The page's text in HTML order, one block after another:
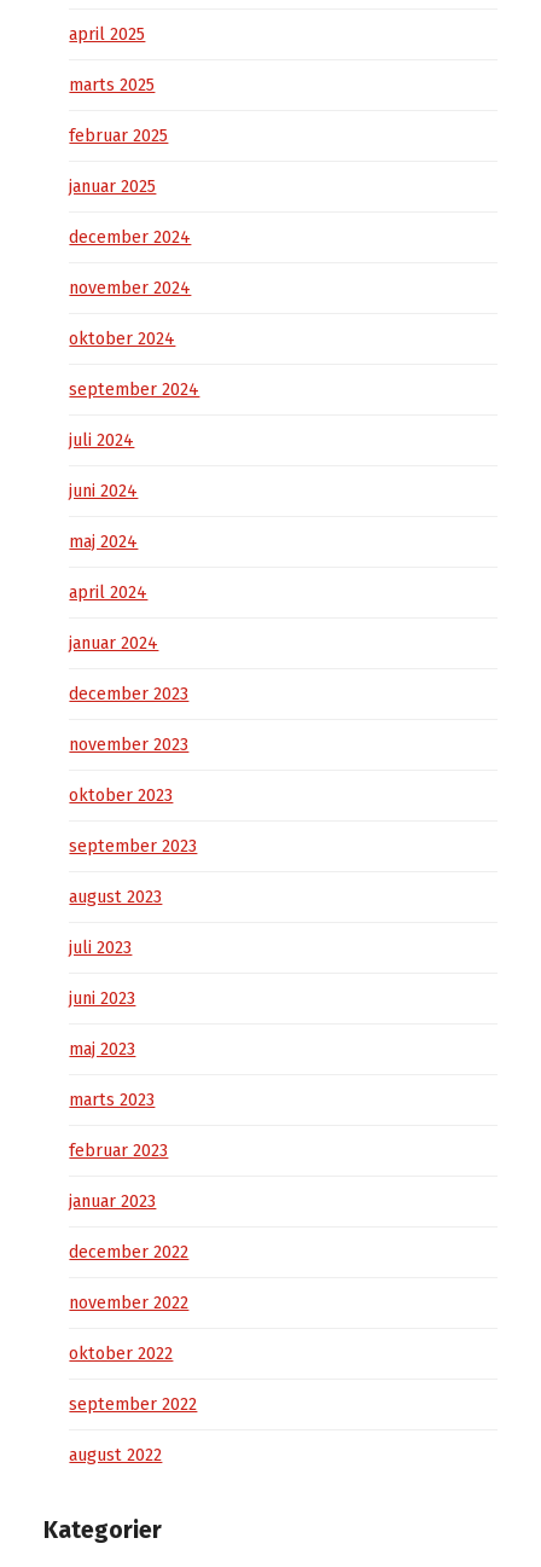
april 2025
marts 2025
februar 2025
januar 2025
december 2024
november 2024
oktober 2024
september 2024
juli 2024
juni 2024
maj 2024
april 2024
januar 2024
december 2023
november 2023
oktober 2023
september 2023
august 2023
juli 2023
juni 2023
maj 2023
marts 2023
februar 2023
januar 2023
december 2022
november 2022
oktober 2022
september 2022
august 2022
Kategorier